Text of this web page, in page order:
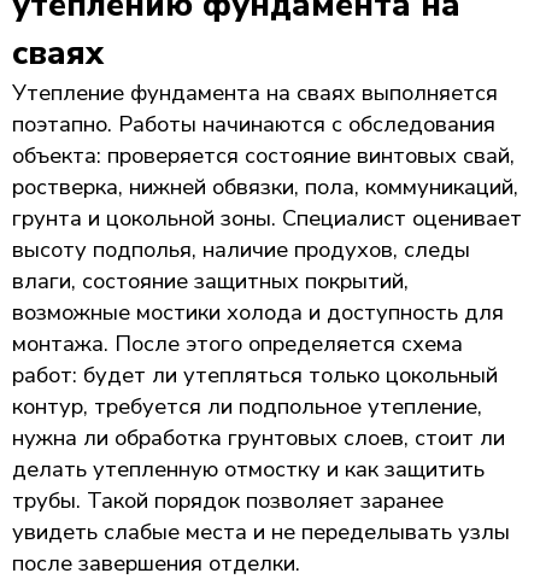
сваях
Утепление фундамента на сваях выполняется
поэтапно. Работы начинаются с обследования
объекта: проверяется состояние винтовых свай,
ростверка, нижней обвязки, пола, коммуникаций,
грунта и цокольной зоны. Специалист оценивает
высоту подполья, наличие продухов, следы
влаги, состояние защитных покрытий,
возможные мостики холода и доступность для
монтажа. После этого определяется схема
работ: будет ли утепляться только цокольный
контур, требуется ли подпольное утепление,
нужна ли обработка грунтовых слоев, стоит ли
делать утепленную отмостку и как защитить
трубы. Такой порядок позволяет заранее
увидеть слабые места и не переделывать узлы
после завершения отделки.